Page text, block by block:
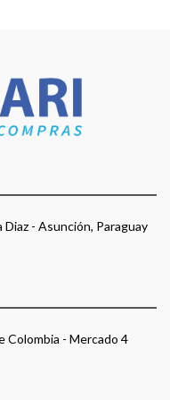
- Asunción, Paraguay
Colombia - Mercado 4